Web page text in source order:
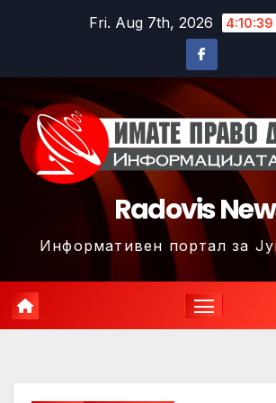
Fri. Aug 7th, 2026 4:10:42
Radovis
Информативен портал за